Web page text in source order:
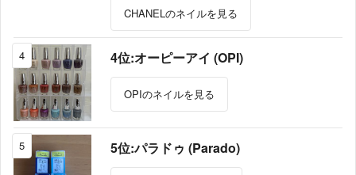
CHANELのネイルを見る
4 4位:オーピーアイ (OPI)
OPIのネイルを見る
5 5位:パラドゥ (Parado)